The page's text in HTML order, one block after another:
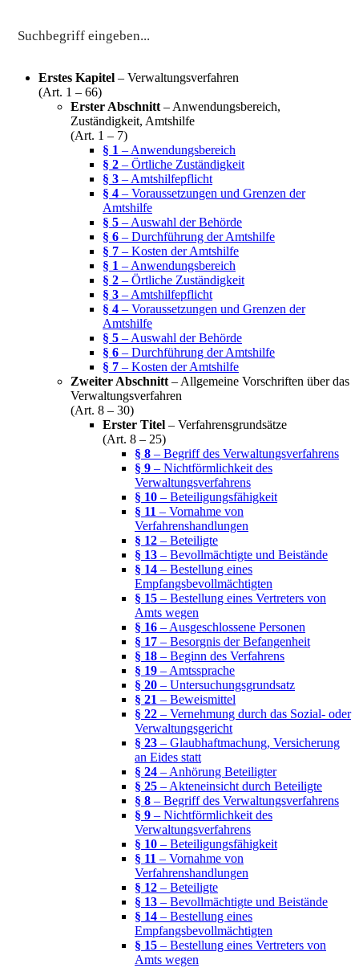
Erstes Kapitel – Verwaltungsverfahren
(Art. 1 – 66)
Erster Abschnitt – Anwendungsbereich,
Zuständigkeit, Amtshilfe
(Art. 1 – 7)
§ 1 – Anwendungsbereich
§ 2 – Örtliche Zuständigkeit
§ 3 – Amtshilfepflicht
§ 4 – Voraussetzungen und Grenzen der
Amtshilfe
§ 5 – Auswahl der Behörde
§ 6 – Durchführung der Amtshilfe
§ 7 – Kosten der Amtshilfe
§ 1 – Anwendungsbereich
§ 2 – Örtliche Zuständigkeit
§ 3 – Amtshilfepflicht
§ 4 – Voraussetzungen und Grenzen der
Amtshilfe
§ 5 – Auswahl der Behörde
§ 6 – Durchführung der Amtshilfe
§ 7 – Kosten der Amtshilfe
Zweiter Abschnitt – Allgemeine Vorschriften über das
Verwaltungsverfahren
(Art. 8 – 30)
Erster Titel – Verfahrensgrundsätze
(Art. 8 – 25)
§ 8 – Begriff des Verwaltungsverfahrens
§ 9 – Nichtförmlichkeit des
Verwaltungsverfahrens
§ 10 – Beteiligungsfähigkeit
§ 11 – Vornahme von
Verfahrenshandlungen
§ 12 – Beteiligte
§ 13 – Bevollmächtigte und Beistände
§ 14 – Bestellung eines
Empfangsbevollmächtigten
§ 15 – Bestellung eines Vertreters von
Amts wegen
§ 16 – Ausgeschlossene Personen
§ 17 – Besorgnis der Befangenheit
§ 18 – Beginn des Verfahrens
§ 19 – Amtssprache
§ 20 – Untersuchungsgrundsatz
§ 21 – Beweismittel
§ 22 – Vernehmung durch das Sozial- oder
Verwaltungsgericht
§ 23 – Glaubhaftmachung, Versicherung
an Eides statt
§ 24 – Anhörung Beteiligter
§ 25 – Akteneinsicht durch Beteiligte
§ 8 – Begriff des Verwaltungsverfahrens
§ 9 – Nichtförmlichkeit des
Verwaltungsverfahrens
§ 10 – Beteiligungsfähigkeit
§ 11 – Vornahme von
Verfahrenshandlungen
§ 12 – Beteiligte
§ 13 – Bevollmächtigte und Beistände
§ 14 – Bestellung eines
Empfangsbevollmächtigten
§ 15 – Bestellung eines Vertreters von
Amts wegen